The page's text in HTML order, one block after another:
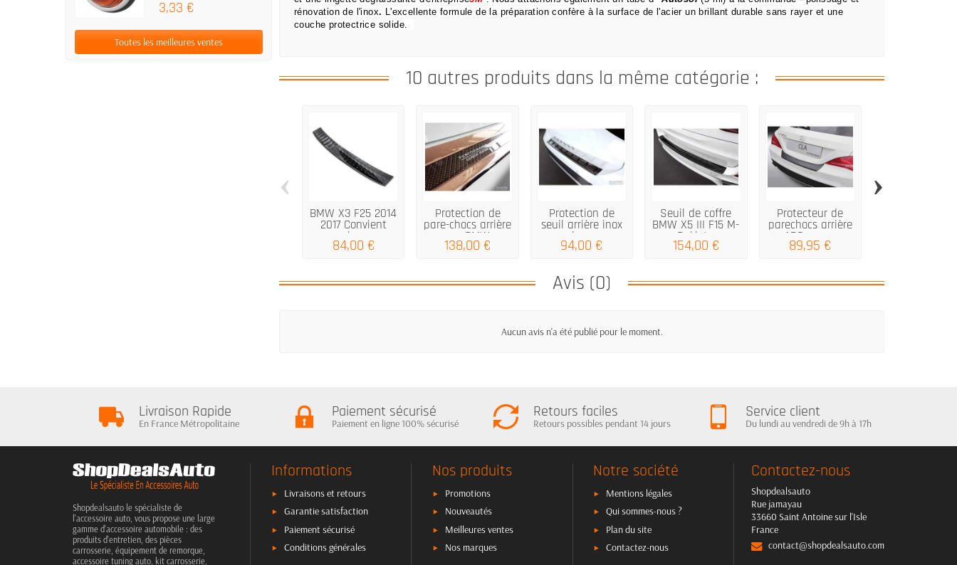
3,33 €
Toutes les meilleures ventes
rénovation de l'inox. L'excellente formule de la préparation confère à la surface de l'acier un brillant durable sans rayer et une
couche protectrice solide.
10 autres produits dans la même catégorie :
BMW X3 F25 2014
2017 Convient
aussi pour...
84,00 €
Protection de
pare-chocs arrière
pour BMW...
138,00 €
Protection de
seuil arrière inox
noir sur...
94,00 €
Seuil de coffre
BMW X5 III F15 M-
Pakiet...
154,00 €
Protecteur de
parechocs arrière
ABS pour...
89,95 €
‹ ›
Avis (0)
Aucun avis n'a été publié pour le moment.
Livraison Rapide
En France Métropolitaine
Paiement sécurisé
Paiement en ligne 100% sécurisé
Retours faciles
Retours possibles pendant 14 jours
Service client
Du lundi au vendredi de 9h à 17h
Shopdealsauto le spécialiste de
l'accessoire auto, vous propose une large
gamme d'accessoire automobile : des
produits d'entretien, des pièces
carrosserie, équipement de remorque,
accessoire tuning auto, kit carrosserie,
Informations
Livraisons et retours
Garantie satisfaction
Paiement sécurisé
Conditions générales
Nos produits
Promotions
Nouveautés
Meilleures ventes
Nos marques
Notre société
Mentions légales
Qui sommes-nous ?
Plan du site
Contactez-nous
Contactez-nous
Shopdealsauto
Rue jamayau
33660 Saint Antoine sur l'Isle
France
contact@shopdealsauto.com